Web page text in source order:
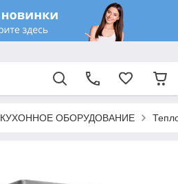
КУХОННОЕ ОБОРУДОВАНИЕ